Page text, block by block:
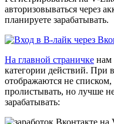
авторизовываться через
планируете зарабатывать.
На главной страничке нам
категории действий. При
отображаются не
пролистывать, но лучше
зарабатывать: